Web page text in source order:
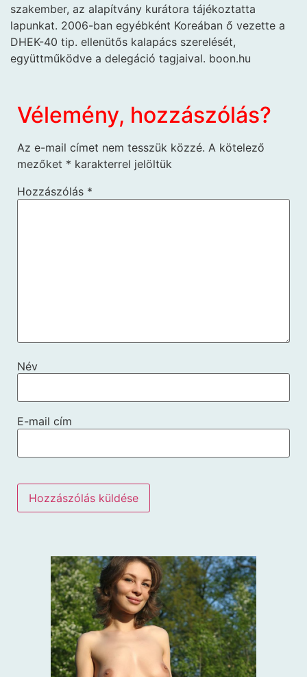
szakember, az alapítvány kurátora tájékoztatta
lapunkat. 2006-ban egyébként Koreában ő vezette a
DHEK-40 tip. ellenütős kalapács szerelését,
együttműködve a delegáció tagjaival. boon.hu
Vélemény, hozzászólás?
Az e-mail címet nem tesszük közzé. A kötelező
mezőket * karakterrel jelöltük
Hozzászólás *
Név
E-mail cím